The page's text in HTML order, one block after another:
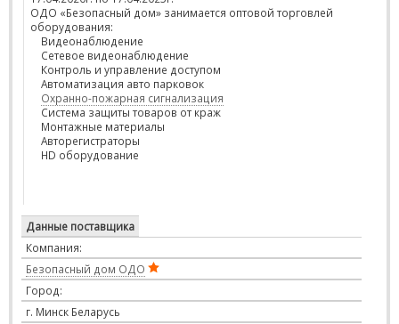
ОДО «Безопасный дом» занимается оптовой торговлей
оборудования:
Видеонаблюдение
Сетевое видеонаблюдение
Контроль и управление доступом
Автоматизация авто парковок
Охранно-пожарная сигнализация
Система защиты товаров от краж
Монтажные материалы
Авторегистраторы
HD оборудование
Данные поставщика
Компания:
Безопасный дом ОДО
Город:
г. Минск Беларусь